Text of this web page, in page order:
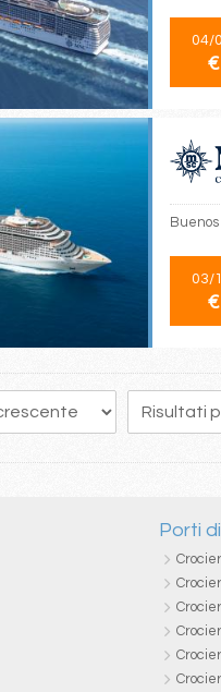
04/
03/
Porti